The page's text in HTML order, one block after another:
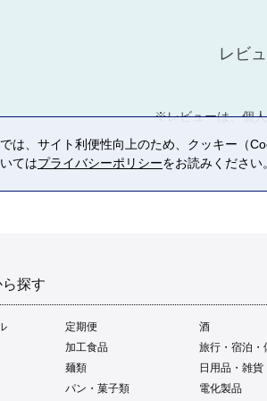
レビ
※レビューは、個
探す
定期便
酒
加工食品
旅行・宿泊・
麺類
日用品・雑貨
パン・菓子類 電化製品
は、サイト利便性向上のため、クッキー（
てはプライバシーポリシーをお読みください